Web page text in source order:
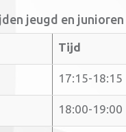
jeugd en junioren
Tijd
17:15-18:15
18:00-19:00